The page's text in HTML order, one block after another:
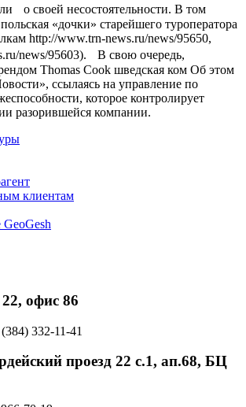
о своей несостоятельности. В том
«дочки» старейшего туроператора
http://www.trn-news.ru/news/95650,
news/95603). В свою очередь,
Thomas Cook шведская ком Об этом
ссылаясь на управление по
которое контролирует
разорившейся компании.
клиентам
офис 86
332-11-41
проезд 22 с.1, aп.68, БЦ